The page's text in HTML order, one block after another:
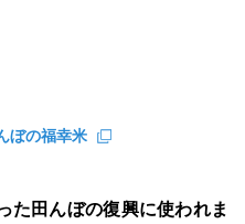
ぼの福幸米
た田んぼの復興に使われま